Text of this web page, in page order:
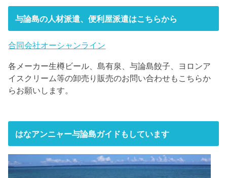
与論島の人材派遣、便利屋派遣はこちらから
合同会社オーシャンライン
各メーカー生樽ビール、島有泉、与論島餃子、ヨロンア
イスクリーム等の卸売り販売のお問い合わせもこちらか
らお願いします。
はなアンニャー与論島ガイドもしています